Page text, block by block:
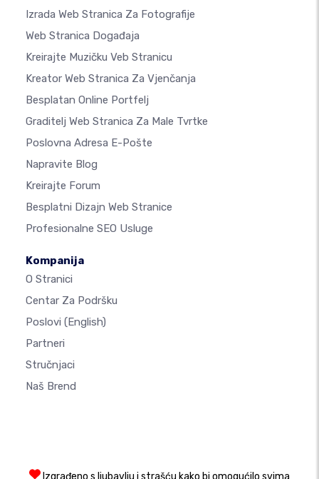
Izrada Web Stranica Za Fotografije
Web Stranica Događaja
Kreirajte Muzičku Veb Stranicu
Kreator Web Stranica Za Vjenčanja
Besplatan Online Portfelj
Graditelj Web Stranica Za Male Tvrtke
Poslovna Adresa E-Pošte
Napravite Blog
Kreirajte Forum
Besplatni Dizajn Web Stranice
Profesionalne SEO Usluge
Kompanija
O Stranici
Centar Za Podršku
Poslovi (English)
Partneri
Stručnjaci
Naš Brend
Izgrađeno s ljubavlju i strašću kako bi omogućilo svima